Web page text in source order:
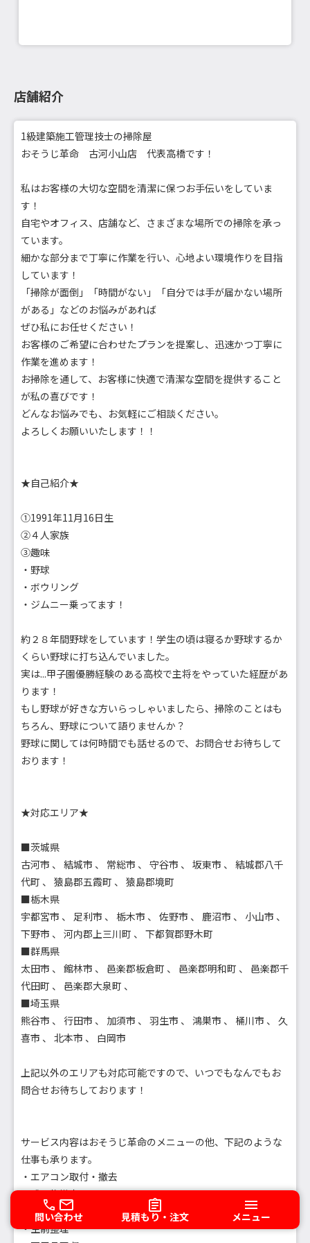
店舗紹介
1級建築施工管理技士の掃除屋
おそうじ革命 古河小山店 代表高橋です！
私はお客様の大切な空間を清潔に保つお手伝いをしていま
す！
自宅やオフィス、店舗など、さまざまな場所での掃除を承っ
ています。
細かな部分まで丁寧に作業を行い、心地よい環境作りを目指
しています！
「掃除が面倒」「時間がない」「自分では手が届かない場所
がある」などのお悩みがあれば
ぜひ私にお任せください！
お客様のご希望に合わせたプランを提案し、迅速かつ丁寧に
作業を進めます！
お掃除を通して、お客様に快適で清潔な空間を提供すること
が私の喜びです！
どんなお悩みでも、お気軽にご相談ください。
よろしくお願いいたします！！
★自己紹介★
①1991年11月16日生
②４人家族
③趣味
・野球
・ボウリング
・ジムニー乗ってます！
約２８年間野球をしています！学生の頃は寝るか野球するか
くらい野球に打ち込んでいました。
実は...甲子園優勝経験のある高校で主将をやっていた経歴があ
ります！
もし野球が好きな方いらっしゃいましたら、掃除のことはも
ちろん、野球について語りませんか？
野球に関しては何時間でも話せるので、お問合せお待ちして
おります！
★対応エリア★
■茨城県
古河市 、 結城市 、 常総市 、 守谷市 、 坂東市 、 結城郡八千
代町 、 猿島郡五霞町 、 猿島郡境町
■栃木県
宇都宮市 、 足利市 、 栃木市 、 佐野市 、 鹿沼市 、 小山市 、
下野市 、 河内郡上三川町 、 下都賀郡野木町
■群馬県
太田市 、 館林市 、 邑楽郡板倉町 、 邑楽郡明和町 、 邑楽郡千
代田町 、 邑楽郡大泉町 、
■埼玉県
熊谷市 、 行田市 、 加須市 、 羽生市 、 鴻巣市 、 桶川市 、 久
喜市 、 北本市 、 白岡市
上記以外のエリアも対応可能ですので、いつでもなんでもお
問合せお待ちしております！
サービス内容はおそうじ革命のメニューの他、下記のような
仕事も承ります。
・エアコン取付・撤去
・残置物撤去
・遺品整理
・生前整理
問い合わせ 見積もり・注文 メニュー